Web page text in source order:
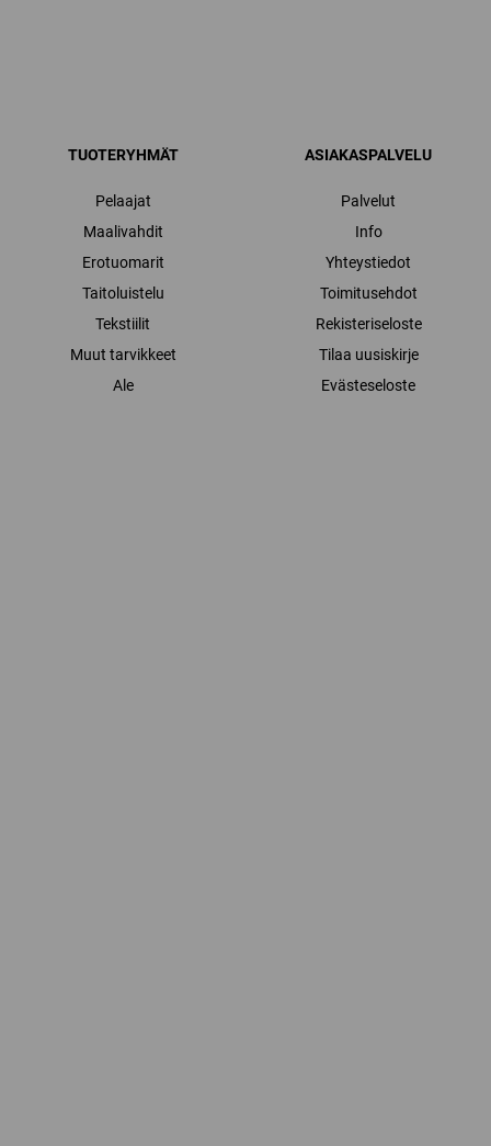
TUOTERYHMÄT
Pelaajat
Maalivahdit
Erotuomarit
Taitoluistelu
Tekstiilit
Muut tarvikkeet
Ale
ASIAKASPALVELU
Palvelut
Info
Yhteystiedot
Toimitusehdot
Rekisteriseloste
Tilaa uusiskirje
Evästeseloste